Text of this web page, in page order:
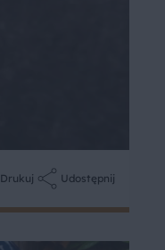
Drukuj Udostępnij